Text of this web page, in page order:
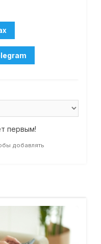
первым!
добавлять